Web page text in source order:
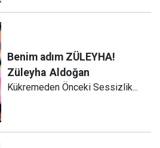
Benim adım ZÜLEYHA!
Züleyha Aldoğan
Kükremeden Önceki Sessizlik...